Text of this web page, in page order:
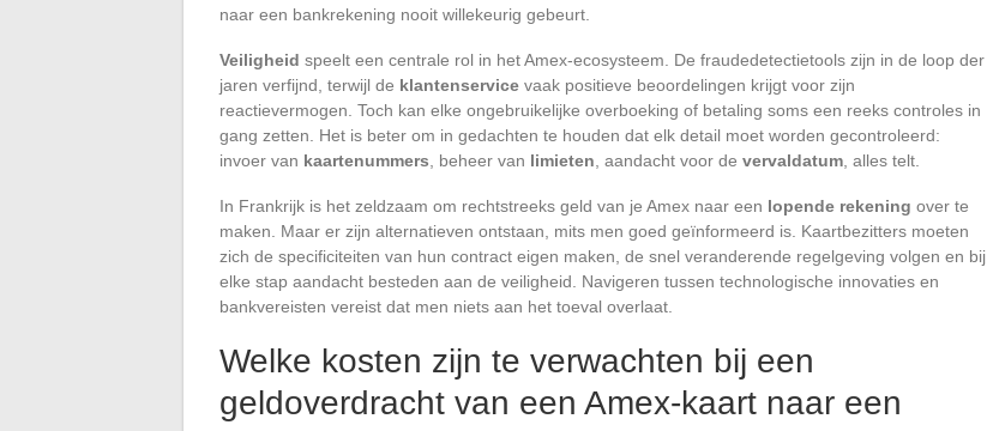
naar een bankrekening nooit willekeurig gebeurt.
Veiligheid speelt een centrale rol in het Amex-ecosysteem. De fraudedetectietools zijn in de loop der
jaren verfijnd, terwijl de klantenservice vaak positieve beoordelingen krijgt voor zijn
reactievermogen. Toch kan elke ongebruikelijke overboeking of betaling soms een reeks controles in
gang zetten. Het is beter om in gedachten te houden dat elk detail moet worden gecontroleerd:
invoer van kaartenummers , beheer van limieten , aandacht voor de vervaldatum , alles telt.
In Frankrijk is het zeldzaam om rechtstreeks geld van je Amex naar een lopende rekening over te
maken. Maar er zijn alternatieven ontstaan, mits men goed geïnformeerd is. Kaartbezitters moeten
zich de specificiteiten van hun contract eigen maken, de snel veranderende regelgeving volgen en bij
elke stap aandacht besteden aan de veiligheid. Navigeren tussen technologische innovaties en
bankvereisten vereist dat men niets aan het toeval overlaat.
Welke kosten zijn te verwachten bij een
geldoverdracht van een Amex-kaart naar een